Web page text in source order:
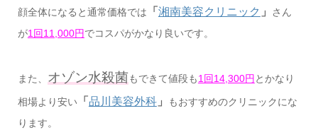
顔全体になると通常価格では 「 湘南美容クリニック 」
さん
が1回11,000円でコスパがかなり良いです。
また、 オゾン水殺菌もできて値段も1回14,300円 とかなり
相場より安い 「 品川美容外科」
もおすすめのクリニックにな
ります。